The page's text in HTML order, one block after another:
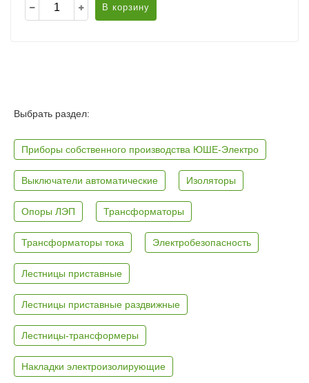
В корзину
Выбрать раздел:
Приборы собственного производства ЮШЕ-Электро
Выключатели автоматические Изоляторы
Опоры ЛЭП Трансформаторы
Трансформаторы тока Электробезопасность
Лестницы приставные
Лестницы приставные раздвижные
Лестницы-трансформеры
Накладки электроизолирующие